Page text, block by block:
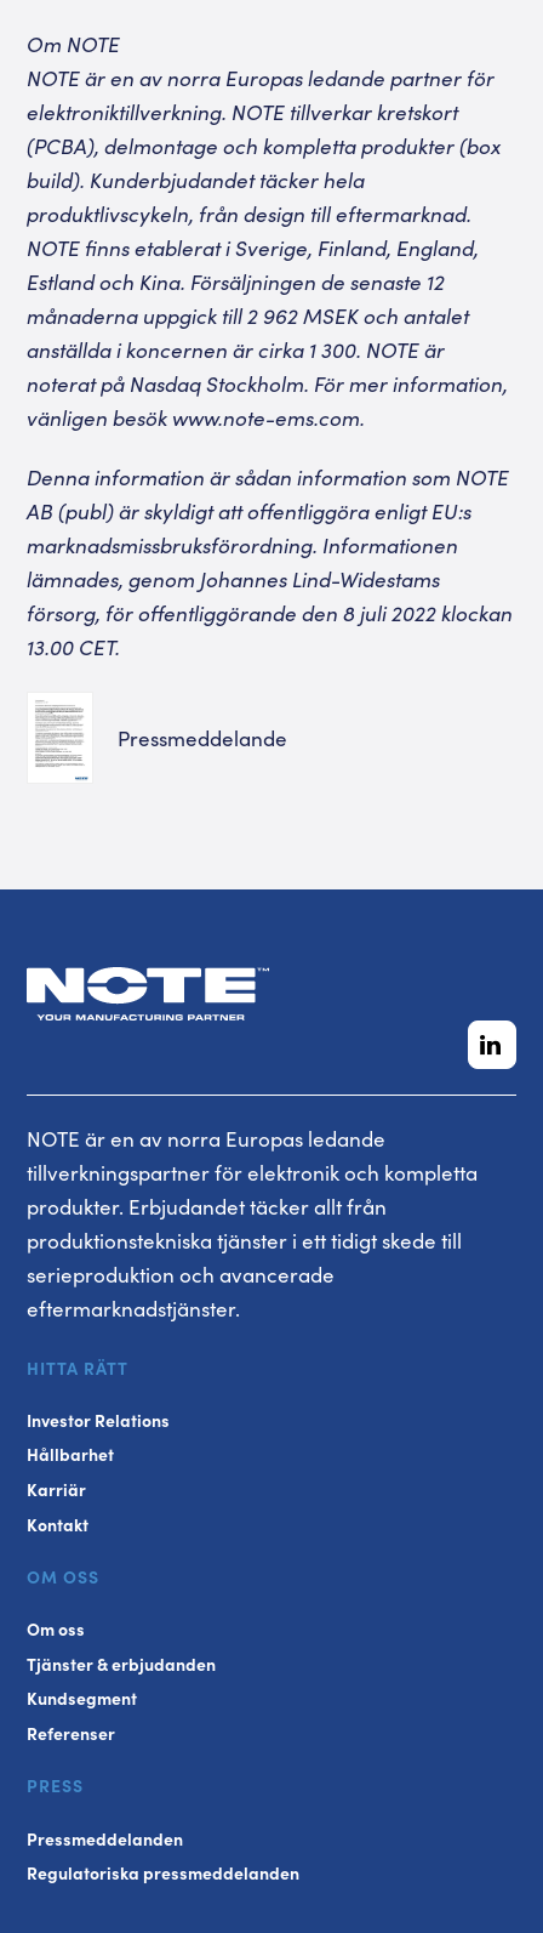
Om NOTE
NOTE är en av norra Europas ledande partner för
elektroniktillverkning. NOTE tillverkar kretskort
(PCBA), delmontage och kompletta produkter (box
build). Kunderbjudandet täcker hela
produktlivscykeln, från design till eftermarknad.
NOTE finns etablerat i Sverige, Finland, England,
Estland och Kina. Försäljningen de senaste 12
månaderna uppgick till 2 962 MSEK och antalet
anställda i koncernen är cirka 1 300. NOTE är
noterat på Nasdaq Stockholm. För mer information,
vänligen besök www.note-ems.com.
Denna information är sådan information som NOTE
AB (publ) är skyldigt att offentliggöra enligt EU:s
marknadsmissbruksförordning. Informationen
lämnades, genom Johannes Lind-Widestams
försorg, för offentliggörande den 8 juli2022 klockan
13.00 CET.
Pressmeddelande
NOTE är en av norra Europas ledande
tillverkningspartner för elektronik och kompletta
produkter. Erbjudandet täcker allt från
produktionstekniska tjänster i ett tidigt skede till
serieproduktion och avancerade
eftermarknadstjänster.
HITTA RÄTT
Investor Relations
Hållbarhet
Karriär
Kontakt
OM OSS
Om oss
Tjänster & erbjudanden
Kundsegment
Referenser
PRESS
Pressmeddelanden
Regulatoriska pressmeddelanden